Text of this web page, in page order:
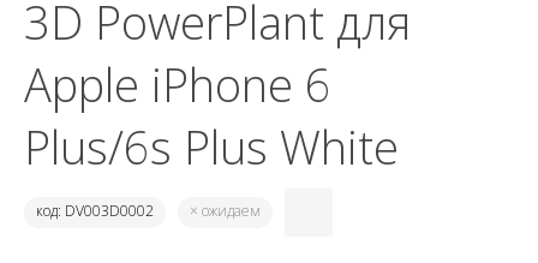
3D PowerPlant для
Apple iPhone 6
Plus/6s Plus White
код: DV003D0002 × ожидаем